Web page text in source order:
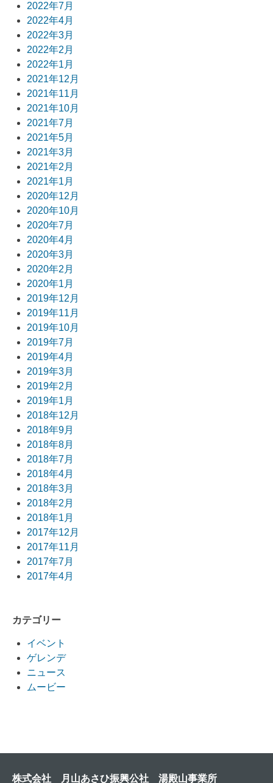
2022年7月
2022年4月
2022年3月
2022年2月
2022年1月
2021年12月
2021年11月
2021年10月
2021年7月
2021年5月
2021年3月
2021年2月
2021年1月
2020年12月
2020年10月
2020年7月
2020年4月
2020年3月
2020年2月
2020年1月
2019年12月
2019年11月
2019年10月
2019年7月
2019年4月
2019年3月
2019年2月
2019年1月
2018年12月
2018年9月
2018年8月
2018年7月
2018年4月
2018年3月
2018年2月
2018年1月
2017年12月
2017年11月
2017年7月
2017年4月
カテゴリー
イベント
ゲレンデ
ニュース
ムービー
株式会社 月山あさひ振興公社 湯殿山事業所